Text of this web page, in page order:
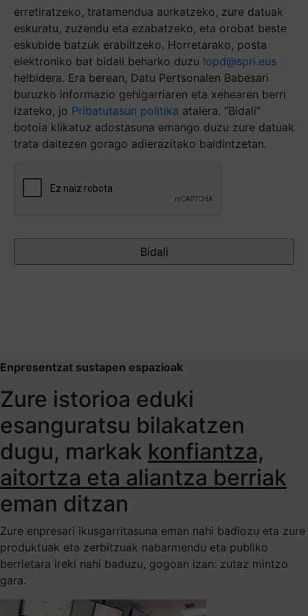
erretiratzeko, tratamendua aurkatzeko, zure datuak
eskuratu, zuzendu eta ezabatzeko, eta orobat beste
eskubide batzuk erabiltzeko. Horretarako, posta
elektroniko bat bidali beharko duzu lopd@spri.eus
helbidera. Era berean, Datu Pertsonalen Babesari
buruzko informazio gehigarriaren eta xehearen berri
izateko, jo Pribatutasun politika atalera. “Bidali”
botoia klikatuz adostasuna emango duzu zure datuak
trata daitezen gorago adierazitako baldintzetan.
Enpresentzat sustapen espazioak
Zure istorioa eduki
esanguratsu bilakatzen
dugu, markak konfiantza,
aitortza eta aliantza berriak
eman ditzan
Zure enpresari ikusgarritasuna eman nahi badiozu eta zure
produktuak eta zerbitzuak nabarmendu eta publiko
berrietara ireki nahi baduzu, gogoan izan: zutaz mintzo
gara.